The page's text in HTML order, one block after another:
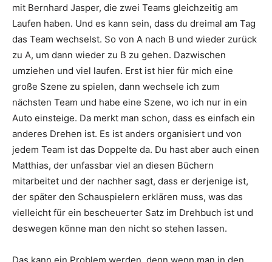
mit Bernhard Jasper, die zwei Teams gleichzeitig am
Laufen haben. Und es kann sein, dass du dreimal am Tag
das Team wechselst. So von A nach B und wieder zurück
zu A, um dann wieder zu B zu gehen. Dazwischen
umziehen und viel laufen. Erst ist hier für mich eine
große Szene zu spielen, dann wechsele ich zum
nächsten Team und habe eine Szene, wo ich nur in ein
Auto einsteige. Da merkt man schon, dass es einfach ein
anderes Drehen ist. Es ist anders organisiert und von
jedem Team ist das Doppelte da. Du hast aber auch einen
Matthias, der unfassbar viel an diesen Büchern
mitarbeitet und der nachher sagt, dass er derjenige ist,
der später den Schauspielern erklären muss, was das
vielleicht für ein bescheuerter Satz im Drehbuch ist und
deswegen könne man den nicht so stehen lassen.